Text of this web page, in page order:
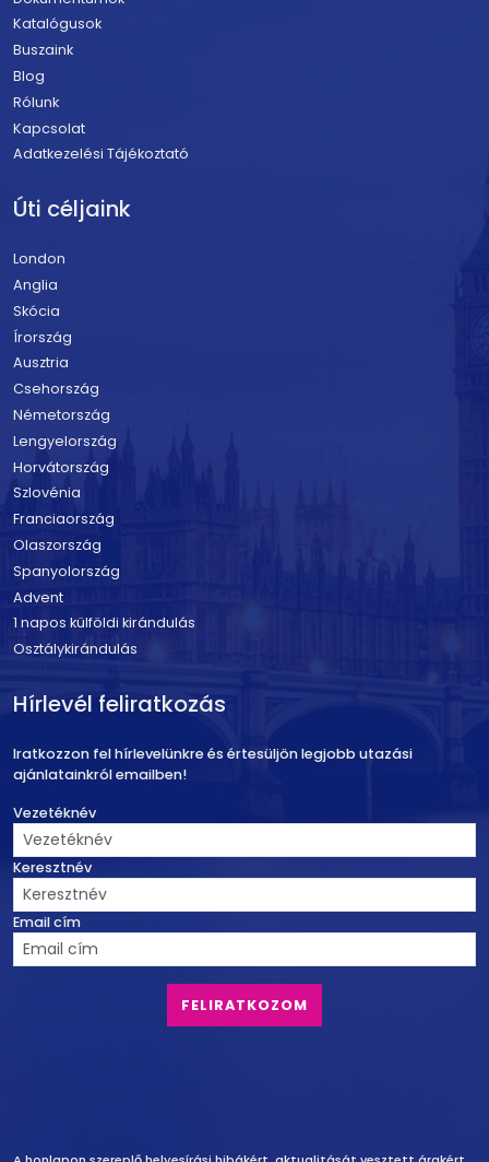
Katalógusok
Buszaink
Blog
Rólunk
Kapcsolat
Adatkezelési Tájékoztató
Úti céljaink
London
Anglia
Skócia
Írország
Ausztria
Csehország
Németország
Lengyelország
Horvátország
Szlovénia
Franciaország
Olaszország
Spanyolország
Advent
1 napos külföldi kirándulás
Osztálykirándulás
Hírlevél feliratkozás
Iratkozzon fel hírlevelünkre és értesüljön legjobb utazási
ajánlatainkról emailben!
Vezetéknév
Keresztnév
Email cím